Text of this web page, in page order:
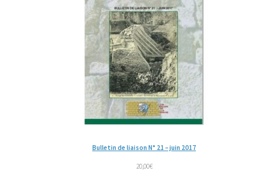
Bulletin de liaison N° 21 – juin 2017
20,00€